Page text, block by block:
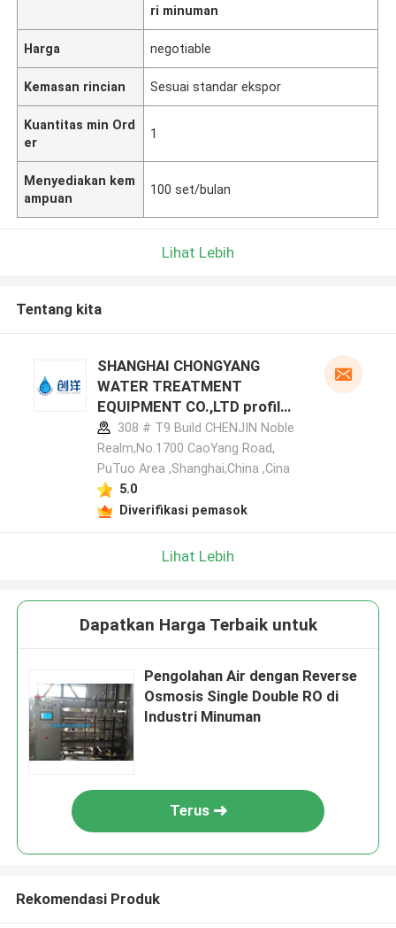
ri minuman
Harga negotiable
Kemasan rincian Sesuai standar ekspor
Kuantitas min Ord
er
1
Menyediakan kem
ampuan
100 set/bulan
Lihat Lebih
Tentang kita
SHANGHAI CHONGYANG
WATER TREATMENT
EQUIPMENT CO.,LTD profil
pabrikan
308 # T9 Build CHENJIN Noble
Realm,No.1700 CaoYang Road,
PuTuo Area ,Shanghai,China ,Cina
5.0
Diverifikasi pemasok
Lihat Lebih
Dapatkan Harga Terbaik untuk
Pengolahan Air dengan Reverse
Osmosis Single Double RO di
Industri Minuman
Terus
Rekomendasi Produk